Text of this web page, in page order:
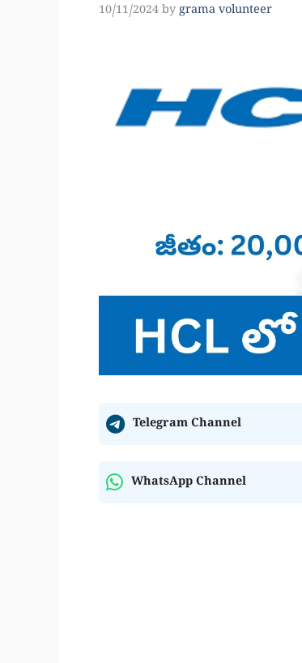
10/11/2024 by grama volunteer
Telegram Channel
WhatsApp Channel